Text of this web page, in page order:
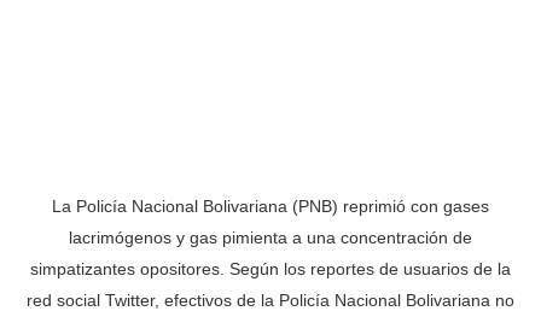
La Policía Nacional Bolivariana (PNB) reprimió con gases
lacrimógenos y gas pimienta a una concentración de
simpatizantes opositores. Según los reportes de usuarios de la
red social Twitter, efectivos de la Policía Nacional Bolivariana no